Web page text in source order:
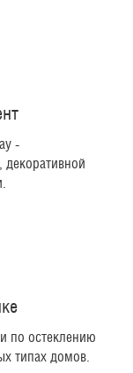
-
по остеклению
типах домов.